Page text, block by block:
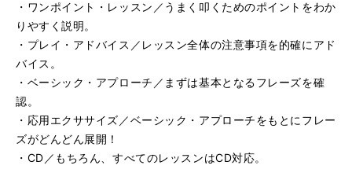
・ワンポイント・レッスン／うまく叩くためのポイントをわか
りやすく説明。
・プレイ・アドバイス／レッスン全体の注意事項を的確にアド
バイス。
・ベーシック・アプローチ／まずは基本となるフレーズを確
認。
・応用エクササイズ／ベーシック・アプローチをもとにフレー
ズがどんどん展開！
・CD／もちろん、すべてのレッスンはCD対応。